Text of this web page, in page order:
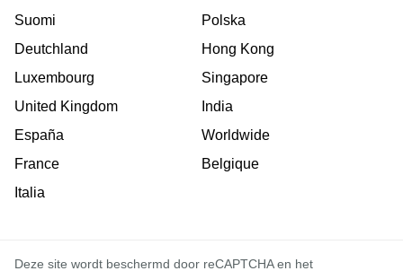
Suomi
Deutchland
Luxembourg
United Kingdom
España
France
Italia
Polska
Hong Kong
Singapore
India
Worldwide
Belgique
Deze site wordt beschermd door reCAPTCHA en het